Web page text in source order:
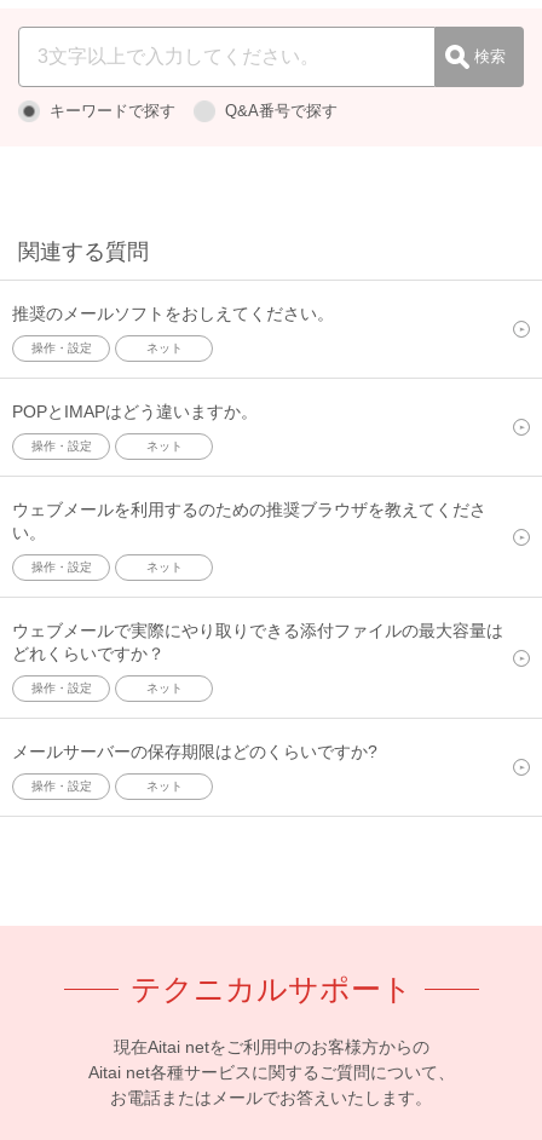
キーワードで探す Q&A番号で探す
関連する質問
推奨のメールソフトをおしえてください。
操作・設定 ネット
POPとIMAPはどう違いますか。
操作・設定 ネット
ウェブメールを利用するのための推奨ブラウザを教えてくださ
い。
操作・設定 ネット
ウェブメールで実際にやり取りできる添付ファイルの最大容量は
どれくらいですか？
操作・設定 ネット
メールサーバーの保存期限はどのくらいですか?
操作・設定 ネット
テクニカルサポート
現在Aitai netをご利用中のお客様方からの
Aitai net各種サービスに関するご質問について、
お電話またはメールでお答えいたします。